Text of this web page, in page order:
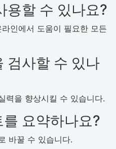
용할 수 있나요?
인에서 도움이 필요한 모든
검사할 수 있나
력을 향상시킬 수 있습니다.
요약하나요?
바꿀 수 있습니다.